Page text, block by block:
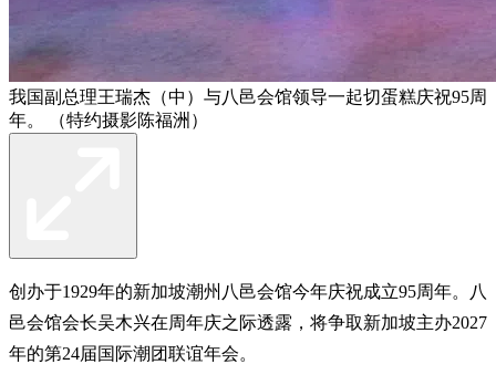
我国副总理王瑞杰（中）与八邑会馆领导一起切蛋糕庆祝95周
年。 （特约摄影陈福洲）
创办于1929年的新加坡潮州八邑会馆今年庆祝成立95周年。八
邑会馆会长吴木兴在周年庆之际透露，将争取新加坡主办2027
年的第24届国际潮团联谊年会。